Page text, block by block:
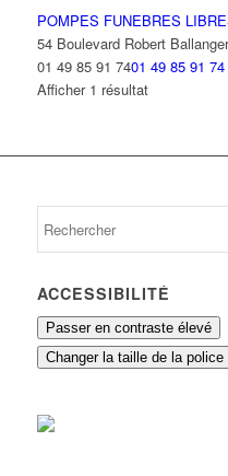
POMPES FUNEBRES
54 Boulevard Robert
01 49 85 91 7401 49 85 91 74
Afficher 1 résultat
ACCESSIBILITÉ
Passer en contraste élevé
Changer la taille de la police